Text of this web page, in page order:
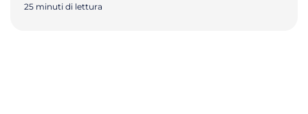
25 minuti di lettura